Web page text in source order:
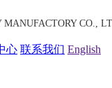
CO.,
心 联系我们 English